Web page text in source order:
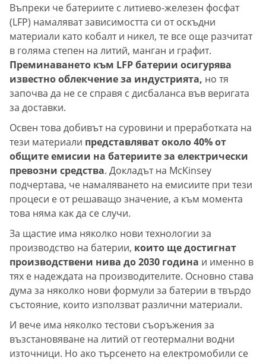
Въпреки че батериите с литиево-железен фосфат
(LFP) намаляват зависимостта си от оскъдни
материали като кобалт и никел, те все още разчитат
в голяма степен на литий, манган и графит.
Преминаването към LFP батерии осигурява
известно облекчение за индустрията, но тя
започва да не се справя с дисбаланса във веригата
за доставки.
Освен това добивът на суровини и преработката на
тези материали представляват около 40% от
общите емисии на батериите за електрически
превозни средства. Докладът на McKinsey
подчертава, че намаляването на емисиите при тези
процеси е от решаващо значение, а към момента
това няма как да се случи.
За щастие има няколко нови технологии за
производство на батерии, които ще достигнат
производствени нива до 2030 година и именно в
тях е надеждата на производителите. Основно става
дума за няколко нови формули за батерии в твърдо
състояние, които използват различни материали.
И вече има няколко тестови съоръжения за
възстановяване на литий от геотермални водни
източници. Но ако търсенето на електромобили се